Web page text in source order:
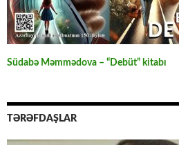
Südabə Məmmədova – “Debüt” kitabı
TƏRƏFDAŞLAR